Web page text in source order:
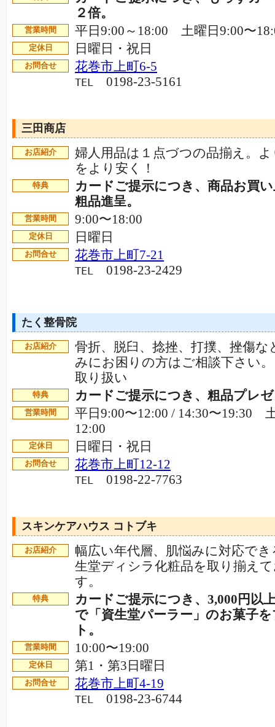
２倍。
営業時間 平日9:00～18:00 土曜日9:00〜
定休日 日曜日・祝日
お問合せ 花巻市上町6-5
TEL 0198-23-5161
三田商店
お店紹介
婦人用品は１点づつの品揃え。
をより安く！
特典
カードご提示につき、商品お買
粗品進呈。
営業時間 9:00〜18:00
定休日 日曜日
お問合せ 花巻市上町7-21
TEL 0198-23-2429
たく整骨院
お店紹介
骨折、脱臼、捻挫、打撲、挫傷な
みにお困りの方はご相談下さい
取り扱い
特典 カードご提示につき、粗品プレ
営業時間
平日9:00〜12:00 / 14:30〜19:30
12:00
定休日 日曜日・祝日
お問合せ 花巻市上町12-12
TEL 0198-22-7763
スキンケアハウス コトブキ
お店紹介
幅広い年代層、肌悩みに対応で
生堂ディシラ化粧品を取り揃え
す。
特典
カードご提示につき、3,000円以
で「資生堂パーラー」のお菓子
ト。
営業時間 10:00〜19:00
定休日 第1・第3日曜日
お問合せ 花巻市上町4-19
TEL 0198-23-6744